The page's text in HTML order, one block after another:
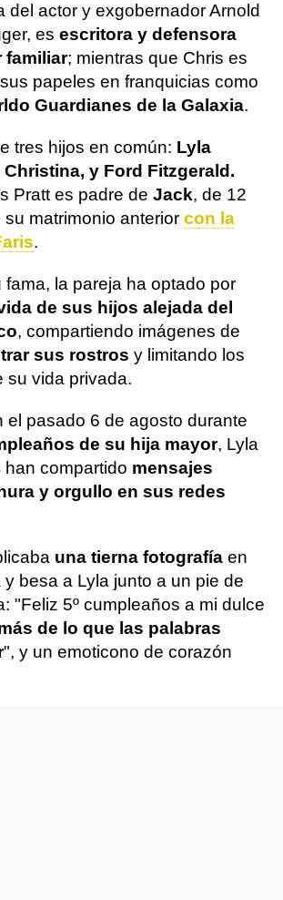
del actor y exgobernador Arnold
es escritora y defensora
familiar; mientras que Chris es
papeles en franquicias como
o Guardianes de la Galaxia.
tres hijos en común: Lyla
Christina, y Ford Fitzgerald.
Pratt es padre de Jack, de 12
matrimonio anterior con la
.
fama, la pareja ha optado por
de sus hijos alejada del
, compartiendo imágenes de
sus rostros y limitando los
su vida privada.
el pasado 6 de agosto durante
de su hija mayor, Lyla
han compartido mensajes
y orgullo en sus redes
una tierna fotografía en
y besa a Lyla junto a un pie de
"Feliz 5º cumpleaños a mi dulce
de lo que las palabras
", y un emoticono de corazón